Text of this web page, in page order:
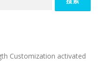
Customization activated